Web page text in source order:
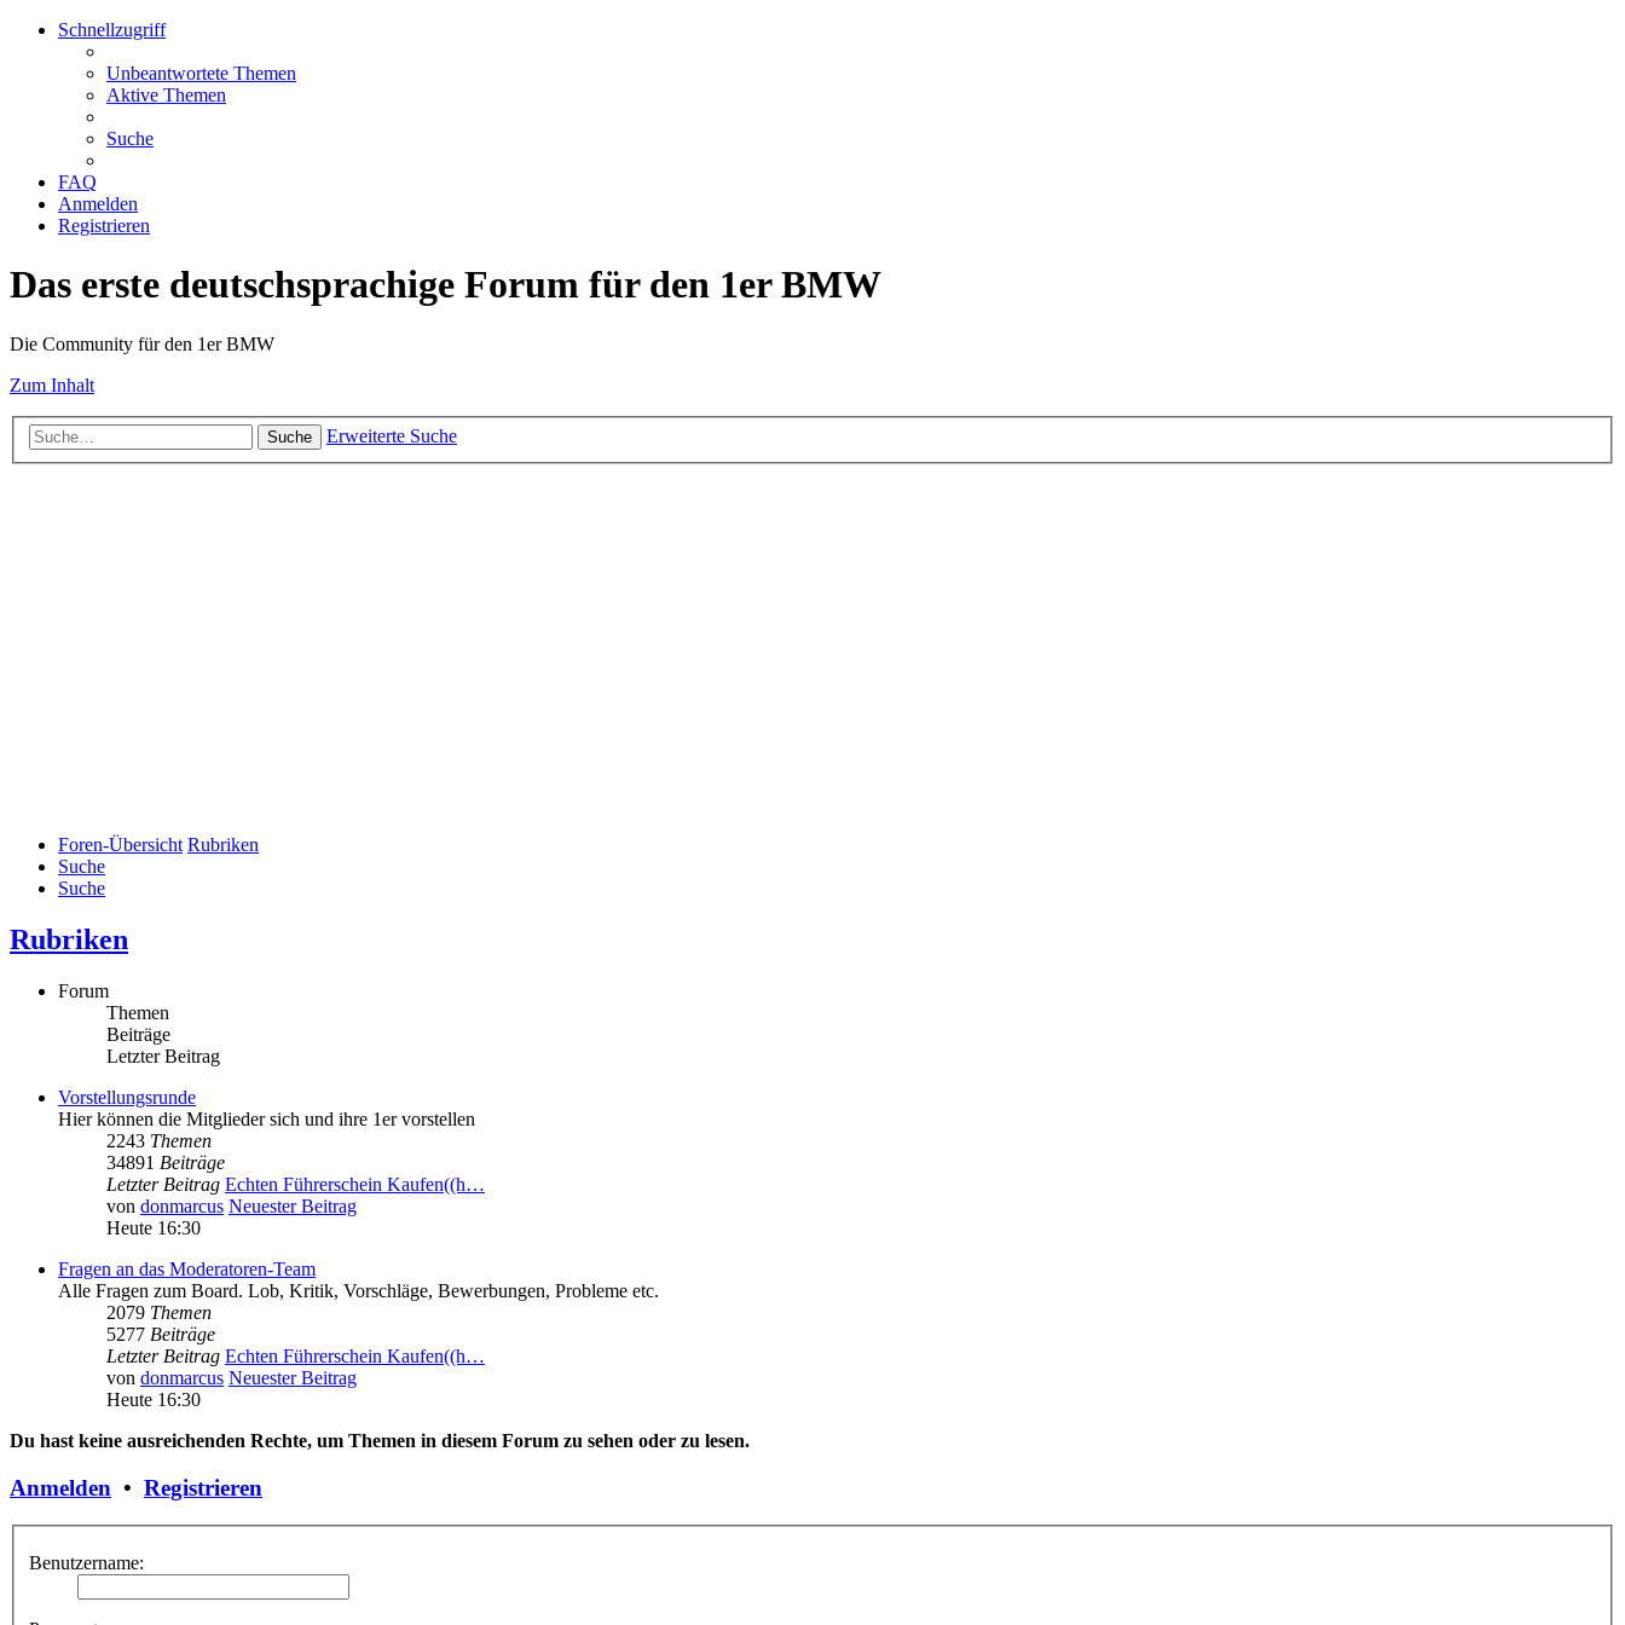
Schnellzugriff
Unbeantwortete Themen
Aktive Themen
Suche
FAQ
Anmelden
Registrieren
Das erste deutschsprachige Forum für den 1er BMW
Die Community für den 1er BMW
Zum Inhalt
Suche Erweiterte Suche
Foren-Übersicht Rubriken
Suche
Suche
Rubriken
Forum
Themen
Beiträge
Letzter Beitrag
Vorstellungsrunde
Hier können die Mitglieder sich und ihre 1er vorstellen
2243 Themen
34891 Beiträge
Letzter Beitrag Echten Führerschein Kaufen((h…
von donmarcus Neuester Beitrag
Heute 16:30
Fragen an das Moderatoren-Team
Alle Fragen zum Board. Lob, Kritik, Vorschläge, Bewerbungen, Probleme etc.
2079 Themen
5277 Beiträge
Letzter Beitrag Echten Führerschein Kaufen((h…
von donmarcus Neuester Beitrag
Heute 16:30
Du hast keine ausreichenden Rechte, um Themen in diesem Forum zu sehen oder zu lesen.
Anmelden • Registrieren
Benutzername: